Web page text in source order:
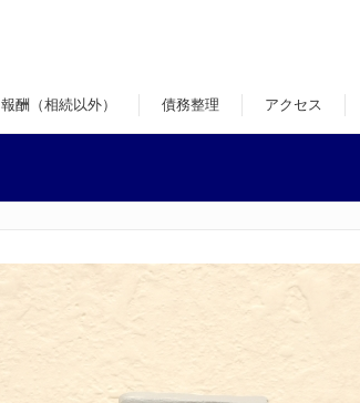
報酬（相続以外） 債務整理 アクセス